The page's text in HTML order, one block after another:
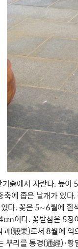
슭에서 자란다. 높
축에 좁은 날개가 있
다. 꽃은 5∼6월에 흰
이다. 꽃받침은 5장
과(殼果)로서 8월에
뿌리를 통경(通經)·